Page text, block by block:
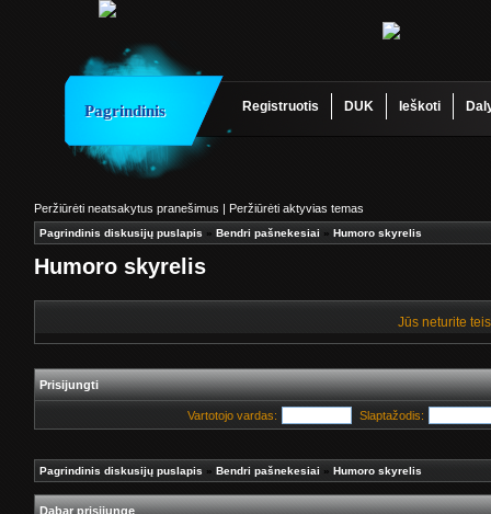
Pagrindinis Registruotis DUK Ieškoti
Peržiūrėti neatsakytus pranešimus | Peržiūrėti aktyvias temas
Pagrindinis diskusijų puslapis » Bendri pašnekesiai » Humoro skyrelis
Humoro skyrelis
Jūs neturite
Prisijungti
Vartotojo vardas: Slaptažodis:
Pagrindinis diskusijų puslapis » Bendri pašnekesiai » Humoro skyrelis
Dabar prisijungę